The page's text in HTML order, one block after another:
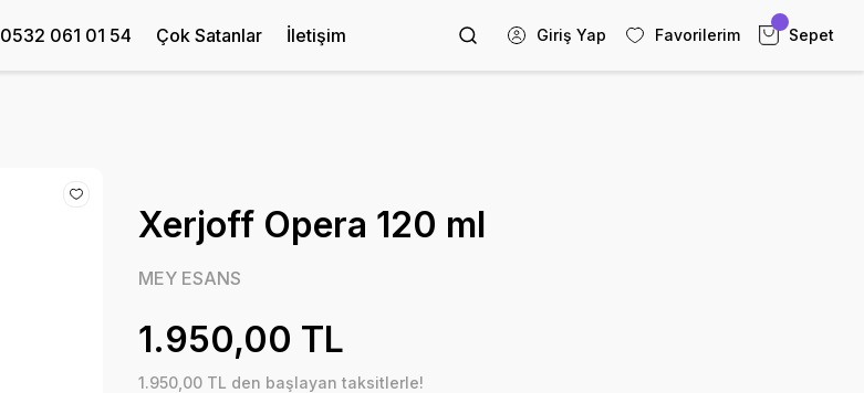
0532 061 01 54 Çok Satanlar İletişim Giriş Yap Favorilerim Sepet
Xerjoff Opera 120 ml
MEY ESANS
1.950,00 TL
1.950,00 TL den başlayan taksitlerle!